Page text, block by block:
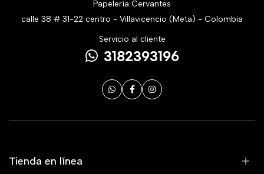
Papelería Cervantes
calle 38 # 31-22 centro - Villavicencio (Meta) - Colombia
Servicio al cliente
3182393196
Tienda en línea